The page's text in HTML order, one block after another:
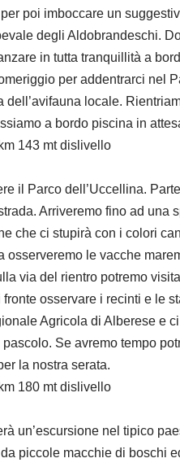
poi imboccare un
degli Aldobrandeschi.
in tutta tranquillità a
per addentrarci nel
dell’avifauna locale.
a bordo piscina in
143 mt dislivello
il Parco dell’Uccellina.
Arriveremo fino ad una
che ci stupirà con i colori
osserveremo le vacche
via del rientro potremo
osservare i recinti e le
Agricola di Alberese e
Se avremo tempo
la nostra serata.
180 mt dislivello
un’escursione nel tipico
piccole macchie di boschi